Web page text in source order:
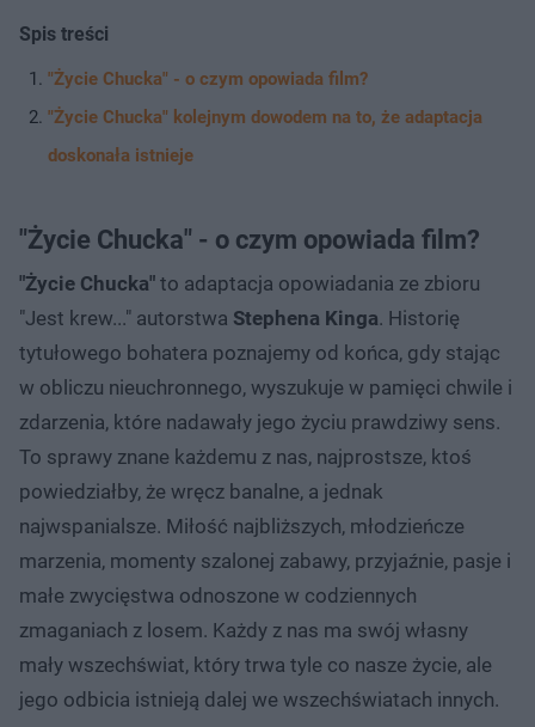
Spis treści
"Życie Chucka" - o czym opowiada film?
"Życie Chucka" kolejnym dowodem na to, że adaptacja
doskonała istnieje
"Życie Chucka" - o czym opowiada film?
"Życie Chucka" to adaptacja opowiadania ze zbioru
"Jest krew..." autorstwa Stephena Kinga. Historię
tytułowego bohatera poznajemy od końca, gdy stając
w obliczu nieuchronnego, wyszukuje w pamięci chwile i
zdarzenia, które nadawały jego życiu prawdziwy sens.
To sprawy znane każdemu z nas, najprostsze, ktoś
powiedziałby, że wręcz banalne, a jednak
najwspanialsze. Miłość najbliższych, młodzieńcze
marzenia, momenty szalonej zabawy, przyjaźnie, pasje i
małe zwycięstwa odnoszone w codziennych
zmaganiach z losem. Każdy z nas ma swój własny
mały wszechświat, który trwa tyle co nasze życie, ale
jego odbicia istnieją dalej we wszechświatach innych.